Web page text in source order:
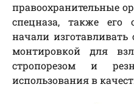
правоохранительные
спецназа, также
начали
монтировкой для
стропорезом и
использования в